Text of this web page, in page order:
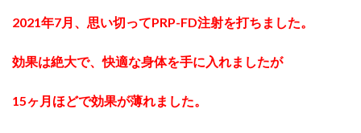
2021年7月、思い切ってPRP-FD注射を打ちました。
効果は絶大で、快適な身体を手に入れましたが
15ヶ月ほどで効果が薄れました。